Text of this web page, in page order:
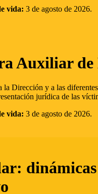
vida: 3 de agosto de 2026.
Auxiliar
la Dirección y a las
jurídica de las
vida: 3 de agosto de 2026.